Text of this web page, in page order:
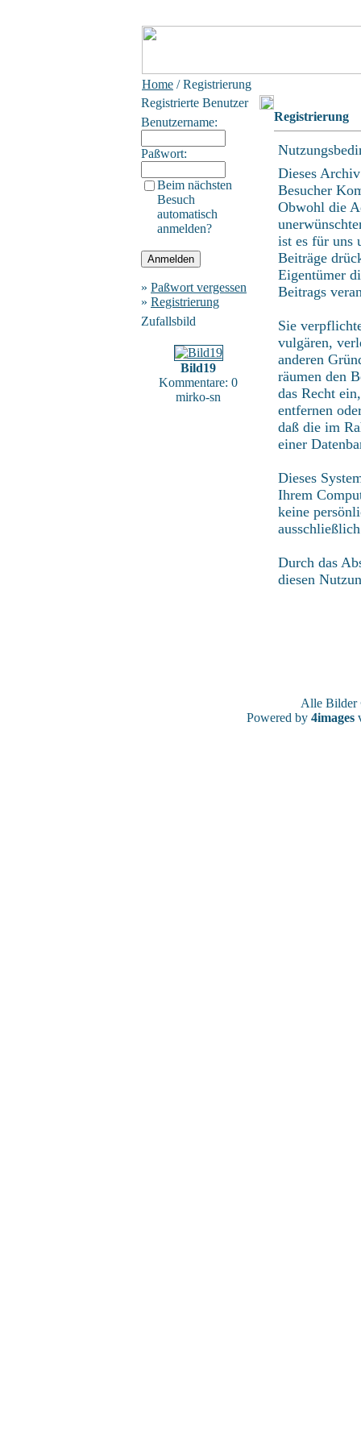
Home / Registrierung
Registrierte Benutzer
Benutzername:
Paßwort:
Beim nächsten
Besuch
automatisch
anmelden?
» Paßwort vergessen
» Registrierung
Zufallsbild
Bild19
Kommentare: 0
mirko-sn
Registrierung
Dieses
Besucher
Obwohl die
ist es für uns
Beiträge
Eigentümer
Beitrags
Sie
vulgären,
anderen
räumen den
das Recht
entfernen
daß die im
einer
Dieses
Ihrem
keine
Durch das
diesen
Alle
Powered by 4images